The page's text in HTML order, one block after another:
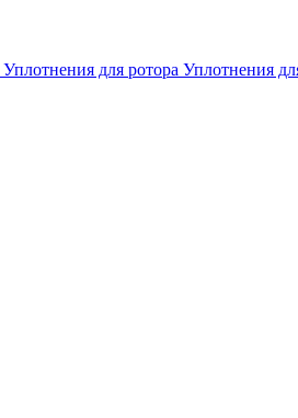
Уплотнения для ротора Уплотнения